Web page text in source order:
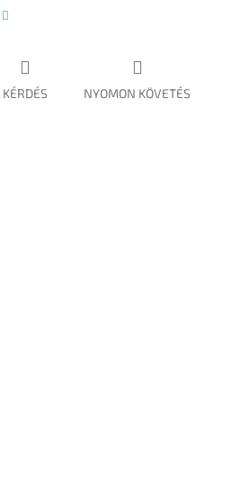
KÉRDÉS NYOMON KÖVETÉS